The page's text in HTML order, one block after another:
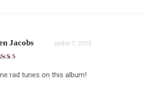
Jacobs junho 7, 2013
rad tunes on this album!